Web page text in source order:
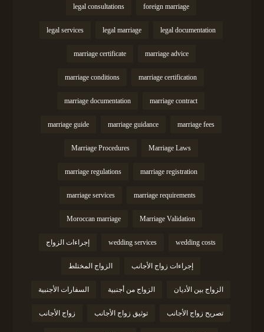
foreign marriage
legal consultations
legal documentation
legal marriage
legal services
marriage advice
marriage certificate
marriage certification
marriage conditions
marriage contract
marriage documentation
marriage fees
marriage guidance
marriage guide
Marriage Laws
Marriage Procedures
marriage registration
marriage regulations
marriage requirements
marriage services
Marriage Validation
Moroccan marriage
wedding costs
wedding services إجراءات الزواج
إجراءات زواج الأجانب الزواج المختلط
الزواج بين الأديان الزواج من أجنبية السفارات الأجنبية
تصريح زواج الأجانب توثيق زواج الأجانب زواج الأجانب